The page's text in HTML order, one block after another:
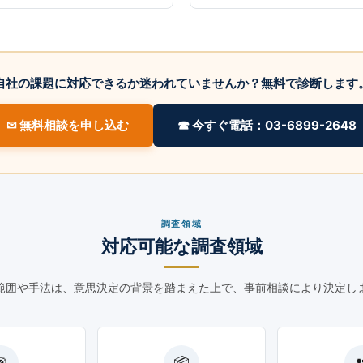
社の課題に対応できるか迷われていませんか？無料で診断します。
✉ 無料相談を申し込む ☎ 今すぐ電話：03-6899-2648
調査領域
対応可能な調査領域
囲や手法は、意思決定の背景を踏まえた上で、事前相談により決定し